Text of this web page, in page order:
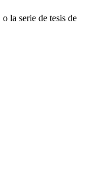
la serie de tesis de